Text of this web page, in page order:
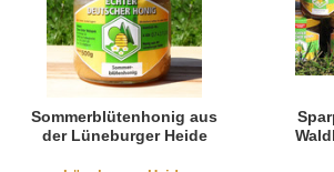
Sommerblütenhonig aus
der Lüneburger Heide